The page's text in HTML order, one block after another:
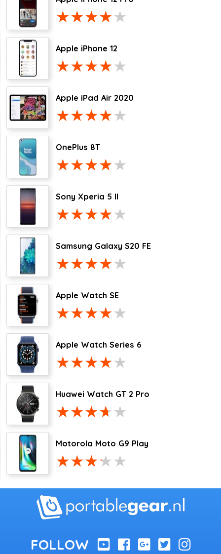
Apple iPhone 12
Apple iPad Air 2020
OnePlus 8T
Sony Xperia 5 II
Samsung Galaxy S20 FE
Apple Watch SE
Apple Watch Series 6
Huawei Watch GT 2 Pro
Motorola Moto G9 Play